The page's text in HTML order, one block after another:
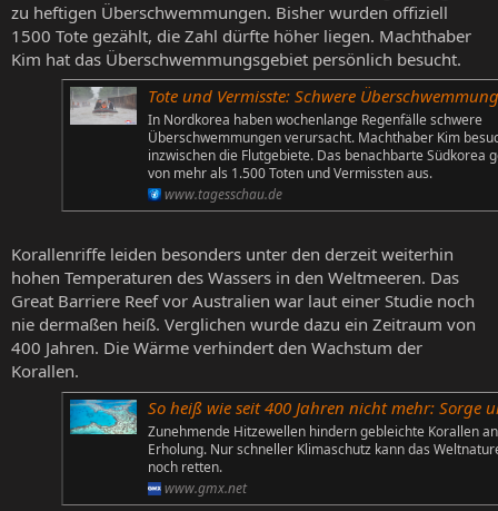
zu heftigen Überschwemmungen. Bisher wurden offiziell
1500 Tote gezählt, die Zahl dürfte höher liegen. Machthaber
Kim hat das Überschwemmungsgebiet persönlich besucht.
Tote und Vermisste: Schwere Überschwemmungen in
In Nordkorea haben wochenlange Regenfälle schwere
Überschwemmungen verursacht. Machthaber Kim
inzwischen die Flutgebiete. Das benachbarte Südkorea
von mehr als 1.500 Toten und Vermissten aus.
www.tagesschau.de
Korallenriffe leiden besonders unter den derzeit weiterhin
hohen Temperaturen des Wassers in den Weltmeeren. Das
Great Barriere Reef vor Australien war laut einer Studie noch
nie dermaßen heiß. Verglichen wurde dazu ein Zeitraum von
400 Jahren. Die Wärme verhindert den Wachstum der
Korallen.
So heiß wie seit 400 Jahren nicht mehr: Sorge um das Great Barrier
Zunehmende Hitzewellen hindern gebleichte Korallen
Erholung. Nur schneller Klimaschutz kann das
noch retten.
www.gmx.net